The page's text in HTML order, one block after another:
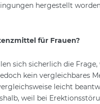
hergestellt
für Frauen?
sich sicherlich die
kein vergleichbares
leicht
weil bei